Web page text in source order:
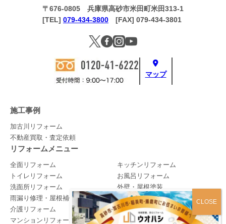
マップ
〒676-0805 兵庫県高砂市米田町米田313-1
[TEL] 079-434-3800 [FAX] 079-434-3801
施工事例
加古川リフォーム
不動産買取・査定依頼
リフォームメニュー
全面リフォーム
キッチンリフォーム
トイレリフォーム
お風呂リフォーム
洗面所リフォーム
外壁・屋根塗装
雨漏り修理・屋根補修
外構リフォーム
介護リフォーム
ペットリフォーム
マンションリフォーム
中古住宅リノベ